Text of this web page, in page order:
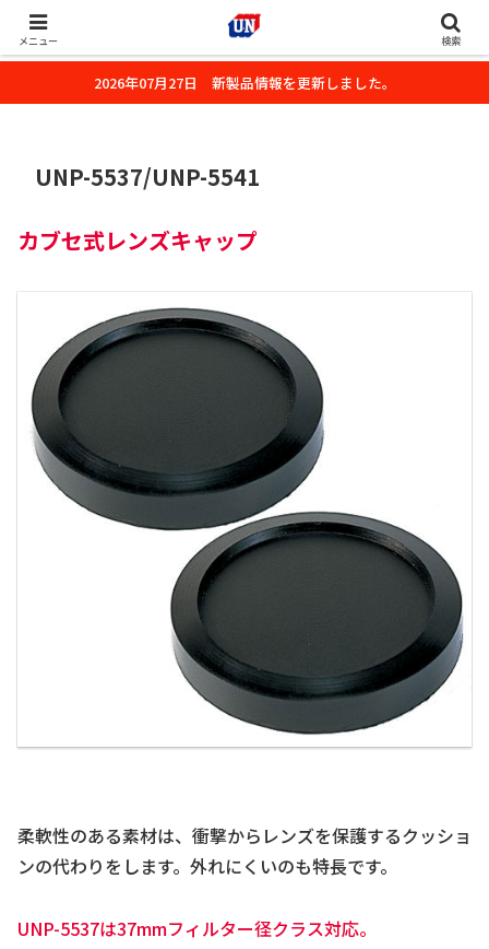
株式会社ユーエヌのオフィシャルホームページです。デジタルカメラ・カメ
ラ・水中撮影用の撮影アクセサリーのご紹介をいたします。
2026年07月27日 新製品情報を更新しました。
UNP-5537/UNP-5541
カブセ式レンズキャップ
柔軟性のある素材は、衝撃からレンズを保護するクッショ
ンの代わりをします。外れにくいのも特長です。
UNP-5537は37mmフィルター径クラス対応。
メニュー 検索